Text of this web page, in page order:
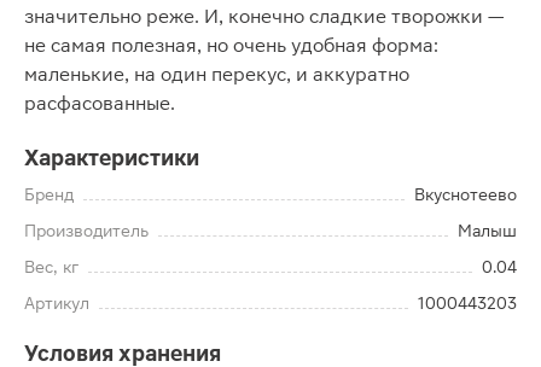
значительно реже. И, конечно сладкие творожки —
не самая полезная, но очень удобная форма:
маленькие, на один перекус, и аккуратно
расфасованные.
Характеристики
Бренд
Вкуснотеево
Производитель
Малыш
Вес, кг
0.04
Артикул
1000443203
Условия хранения